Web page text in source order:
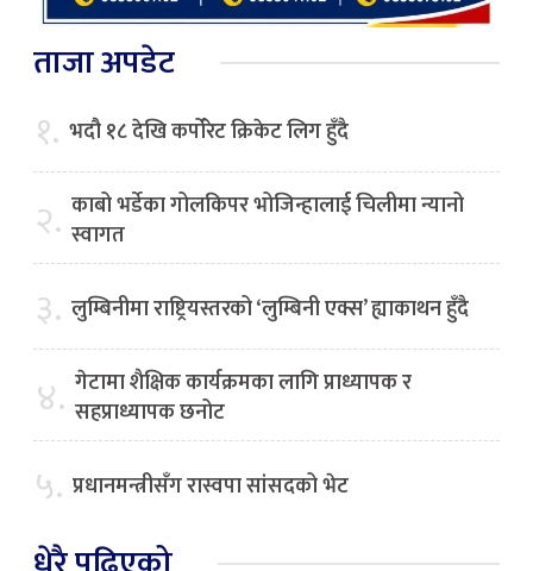
ताजा अपडेट
१. भदौ १८ देखि कर्पोरेट क्रिकेट लिग हुँदै
२. काबो भर्डेका गोलकिपर भोजिन्हालाई चिलीमा न्यानो
स्वागत
३. लुम्बिनीमा राष्ट्रियस्तरको ‘लुम्बिनी एक्स’ ह्याकाथन हुँदै
४. गेटामा शैक्षिक कार्यक्रमका लागि प्राध्यापक र
सहप्राध्यापक छनोट
५. प्रधानमन्त्रीसँग रास्वपा सांसदको भेट